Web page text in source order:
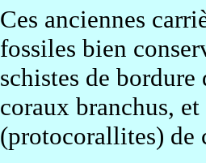
Ces anciennes
fossiles bien
schistes de
coraux branchus,
(protocorallites) de